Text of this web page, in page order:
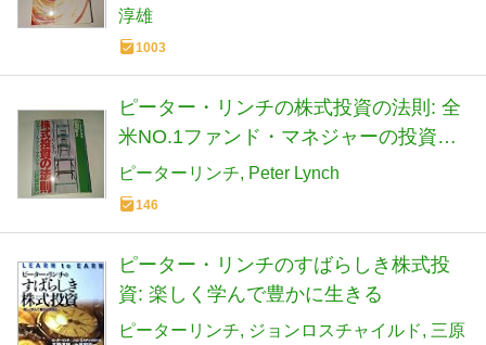
淳雄
1003
ピーター・リンチの株式投資の法則: 全
米NO.1ファンド・マネジャーの投資哲
学
ピーターリンチ Peter Lynch
146
ピーター・リンチのすばらしき株式投
資: 楽しく学んで豊かに生きる
ピーターリンチ ジョンロスチャイルド
三原